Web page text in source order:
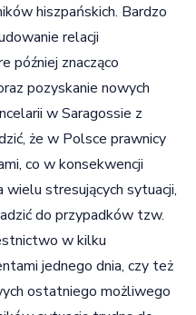
hiszpańskich. Bardzo
relacji
później znacząco
pozyskanie nowych
w Saragossie z
że w Polsce prawnicy
co w konsekwencji
stresujących sytuacji,
do przypadków tzw.
w kilku
jednego dnia, czy też
ostatniego możliwego